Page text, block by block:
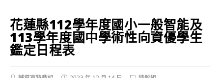
花蓮縣112學年度國小一般智能及
113學年度國中學術性向資優學生
鑑定日程表